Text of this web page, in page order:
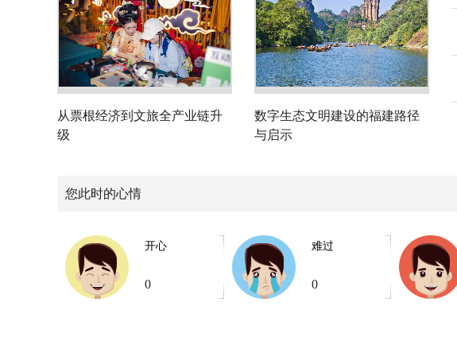
从票根经济到文旅全产业链升
级
数字生态文明建设的福建路径
与启示
您此时的心情
开心
0
难过
0